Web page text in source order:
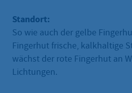
Standort:
So wie auch der gelbe
Fingerhut frische, kalkhaltige
wächst der rote Fingerhut an
Lichtungen.